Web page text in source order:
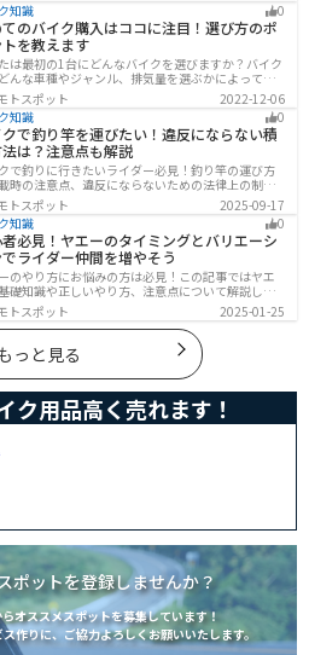
今一度見直してみましょう。合法で使えるアイテ
介します。
知識
0
のバイク購入はココに注目！選び方のポ
を教えます
は最初の1台にどんなバイクを選びますか？バイク
んな車種やジャンル、排気量を選ぶかによって今
しみ方が大きく変わるものなので、初めての愛車
とても重要です。この記事ではそんなバイク選び
スメポイントをお伝えします。
トスポット
2022-12-06
知識
0
で釣り竿を運びたい！違反にならない積
は？注意点も解説
で釣りに行きたいライダー必見！釣り竿の運び方
時の注意点、違反にならないための法律上の制限
。風の影響やバランス、安全面のポイントを押さ
、おすすめのロッドケース・ロッドホルダー・コ
トロッドも紹介。ツーリング途中に気軽に釣りを
たい方にも最適な情報が満載
トスポット
2025-09-17
知識
0
必見！ヤエーのタイミングとバリエーシ
でライダー仲間を増やそう
のやり方にお悩みの方は必見！この記事ではヤエ
礎知識や正しいやり方、注意点について解説しま
はヤエーには、ツーリング中の連帯感を高める効
ります。この記事を読めば、ヤエーの楽しみ方と
行うポイントがわかるでしょう。
トスポット 2025-01-25
っと見る
ク用品高く売れます！
ポットを登録しませんか？
オススメスポットを募集しています！
作りに、ご協力よろしくお願いいたします。